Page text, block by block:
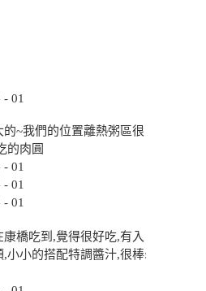
~我們的位置離熱粥區很
的肉圓
橋吃到,覺得很好吃,有入
小小的搭配特調醬汁,很棒: